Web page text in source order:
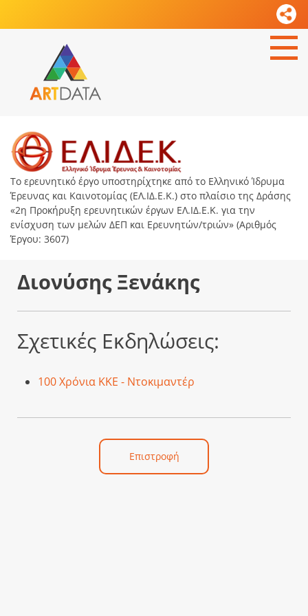
Το ερευνητικό έργο υποστηρίχτηκε από το Ελληνικό Ίδρυμα
Έρευνας και Καινοτομίας (ΕΛ.ΙΔ.Ε.Κ.) στο πλαίσιο της Δράσης
«2η Προκήρυξη ερευνητικών έργων ΕΛ.ΙΔ.Ε.Κ. για την
ενίσχυση των μελών ΔΕΠ και Ερευνητών/τριών» (Αριθμός
Έργου: 3607)
Διονύσης Ξενάκης
Σχετικές Εκδηλώσεις:
100 Χρόνια ΚΚΕ - Ντοκιμαντέρ
Επιστροφή